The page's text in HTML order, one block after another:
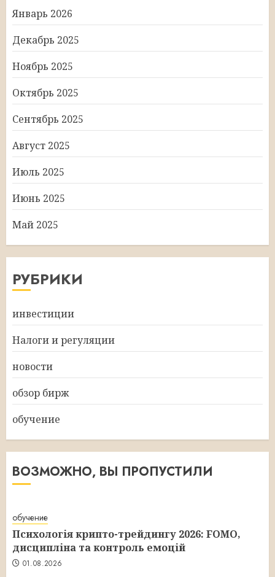
Январь 2026
Декабрь 2025
Ноябрь 2025
Октябрь 2025
Сентябрь 2025
Август 2025
Июль 2025
Июнь 2025
Май 2025
РУБРИКИ
инвестиции
Налоги и регуляции
новости
обзор бирж
обучение
ВОЗМОЖНО, ВЫ ПРОПУСТИЛИ
обучение
Психологія крипто-трейдингу 2026: FOMO,
дисципліна та контроль емоцій
01.08.2026